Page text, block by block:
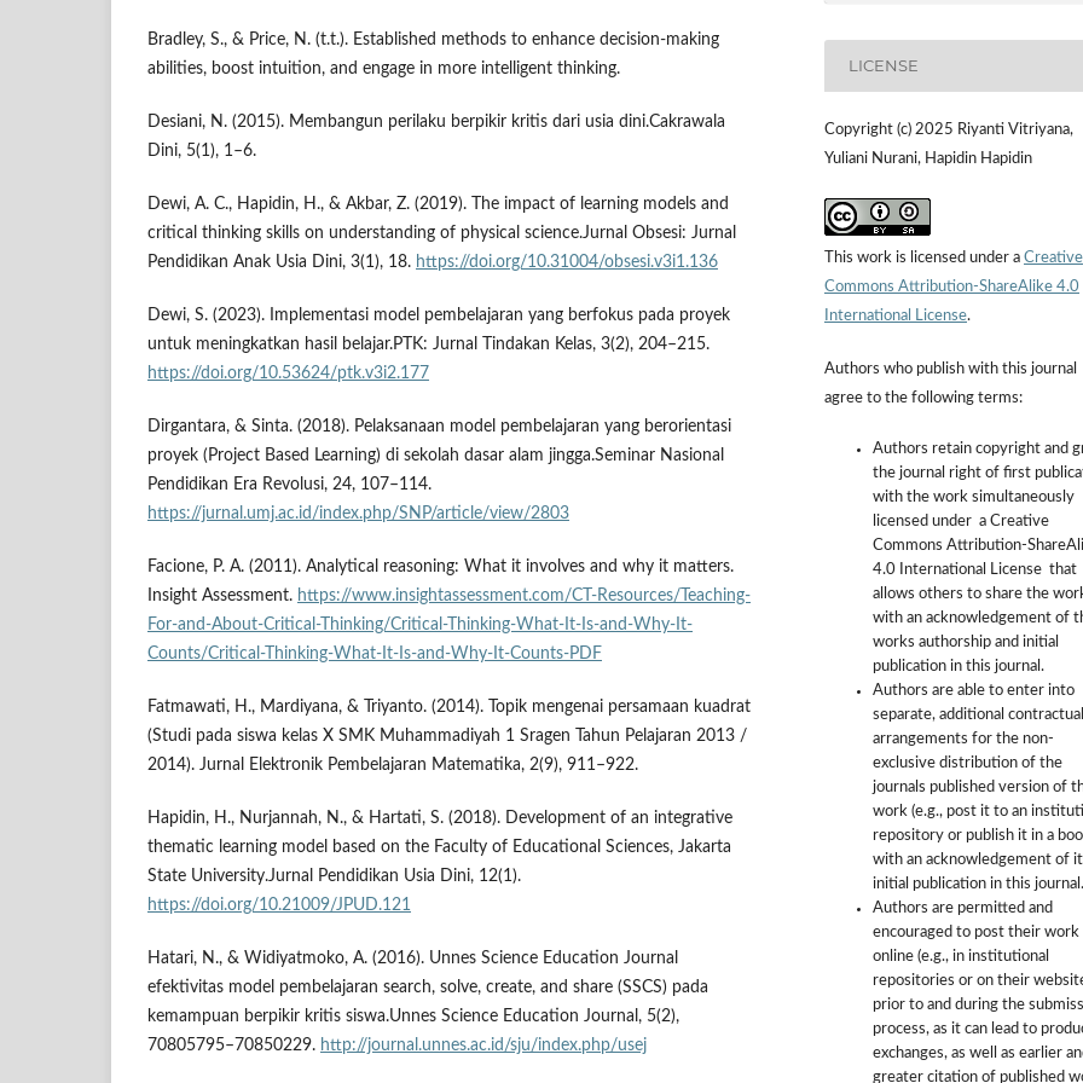
Bradley, S., & Price, N. (t.t.). Established methods to enhance decision-making
abilities, boost intuition, and engage in more intelligent thinking.
Desiani, N. (2015). Membangun perilaku berpikir kritis dari usia dini.Cakrawala
Dini, 5(1), 1–6.
Dewi, A. C., Hapidin, H., & Akbar, Z. (2019). The impact of learning models and
critical thinking skills on understanding of physical science.Jurnal Obsesi: Jurnal
Pendidikan Anak Usia Dini, 3(1), 18. https://doi.org/10.31004/obsesi.v3i1.136
Dewi, S. (2023). Implementasi model pembelajaran yang berfokus pada proyek
untuk meningkatkan hasil belajar.PTK: Jurnal Tindakan Kelas, 3(2), 204–215.
https://doi.org/10.53624/ptk.v3i2.177
Dirgantara, & Sinta. (2018). Pelaksanaan model pembelajaran yang berorientasi
proyek (Project Based Learning) di sekolah dasar alam jingga.Seminar Nasional
Pendidikan Era Revolusi, 24, 107–114.
https://jurnal.umj.ac.id/index.php/SNP/article/view/2803
Facione, P. A. (2011). Analytical reasoning: What it involves and why it matters.
Insight Assessment. https://www.insightassessment.com/CT-Resources/Teaching-
For-and-About-Critical-Thinking/Critical-Thinking-What-It-Is-and-Why-It-
Counts/Critical-Thinking-What-It-Is-and-Why-It-Counts-PDF
Fatmawati, H., Mardiyana, & Triyanto. (2014). Topik mengenai persamaan kuadrat
(Studi pada siswa kelas X SMK Muhammadiyah 1 Sragen Tahun Pelajaran 2013 /
2014). Jurnal Elektronik Pembelajaran Matematika, 2(9), 911–922.
Hapidin, H., Nurjannah, N., & Hartati, S. (2018). Development of an integrative
thematic learning model based on the Faculty of Educational Sciences, Jakarta
State University.Jurnal Pendidikan Usia Dini, 12(1).
https://doi.org/10.21009/JPUD.121
Hatari, N., & Widiyatmoko, A. (2016). Unnes Science Education Journal
efektivitas model pembelajaran search, solve, create, and share (SSCS) pada
kemampuan berpikir kritis siswa.Unnes Science Education Journal, 5(2),
70805795–70850229. http://journal.unnes.ac.id/sju/index.php/usej
LICENSE
Copyright (c) 2025 Riyanti Vitriyana,
Yuliani Nurani, Hapidin Hapidin
This work is licensed under a Creative
Commons Attribution-ShareAlike 4.0
International License.
Authors who publish with this journal
agree to the following terms:
Authors retain copyright and
the journal right of first
with the work simultaneously
licensed under a Creative
Commons Attribution-
4.0 International License that
allows others to share the
with an acknowledgement of
works authorship and initial
publication in this journal.
Authors are able to enter into
separate, additional contractual
arrangements for the non-
exclusive distribution of the
journals published version of
work (e.g., post it to an
repository or publish it in a
with an acknowledgement of
initial publication in this journal.
Authors are permitted and
encouraged to post their work
online (e.g., in institutional
repositories or on their
prior to and during the
process, as it can lead to
exchanges, as well as earlier
greater citation of published